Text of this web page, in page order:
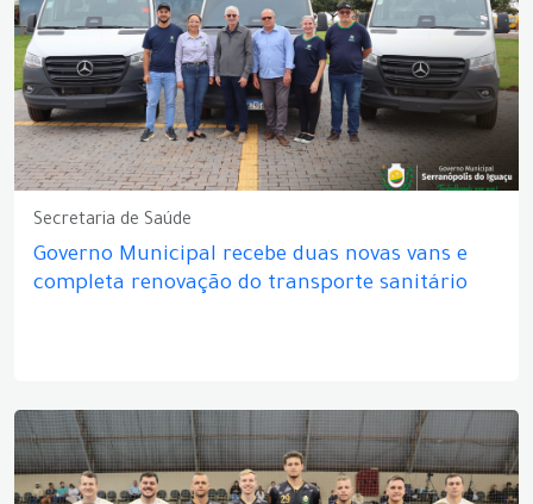
Secretaria de Saúde
Governo Municipal recebe duas novas vans e
completa renovação do transporte sanitário